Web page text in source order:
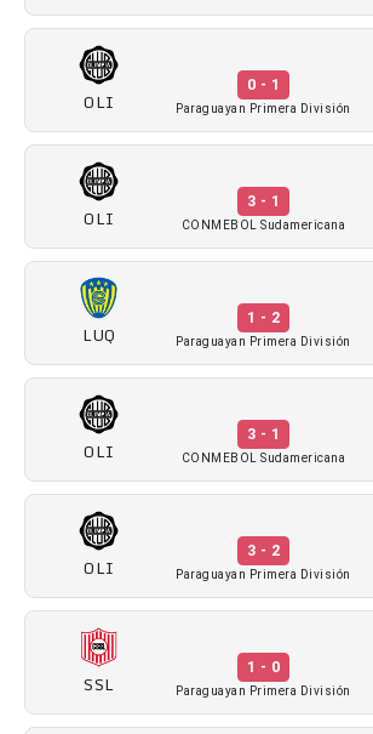
OLI
0 - 1
Paraguayan Primera División
OLI
3 - 1
CONMEBOL Sudamericana
LUQ
1 - 2
Paraguayan Primera División
OLI
3 - 1
CONMEBOL Sudamericana
OLI
3 - 2
Paraguayan Primera División
SSL
1 - 0
Paraguayan Primera División